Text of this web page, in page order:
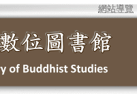
網站導覽